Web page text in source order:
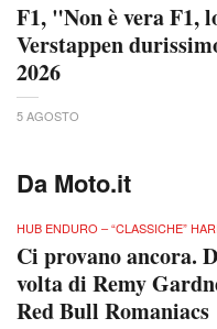
F1, "Non è vera F1,
Verstappen
2026
5 AGOSTO
Da Moto.it
HUB ENDURO – “CLASSICHE”
Ci provano ancora.
volta di Remy
Red Bull Romaniacs